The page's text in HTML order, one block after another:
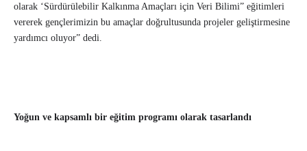
olarak ‘Sürdürülebilir Kalkınma Amaçları için Veri Bilimi” eğitimleri
vererek gençlerimizin bu amaçlar doğrultusunda projeler geliştirmesine
yardımcı oluyor” dedi.
Yoğun ve kapsamlı bir eğitim programı olarak tasarlandı